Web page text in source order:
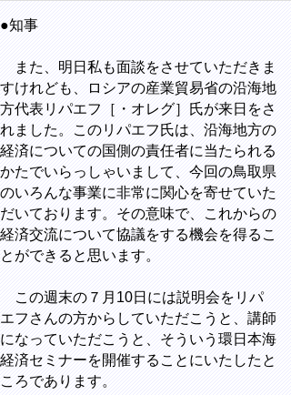
●知事
また、明日私も面談をさせていただきま
すけれども、ロシアの産業貿易省の沿海地
方代表リパエフ［・オレグ］氏が来日をさ
れました。このリパエフ氏は、沿海地方の
経済についての国側の責任者に当たられる
かたでいらっしゃいまして、今回の鳥取県
のいろんな事業に非常に関心を寄せていた
だいております。その意味で、これからの
経済交流について協議をする機会を得るこ
とができると思います。
この週末の７月10日には説明会をリパ
エフさんの方からしていただこうと、講師
になっていただこうと、そういう環日本海
経済セミナーを開催することにいたしたと
ころであります。